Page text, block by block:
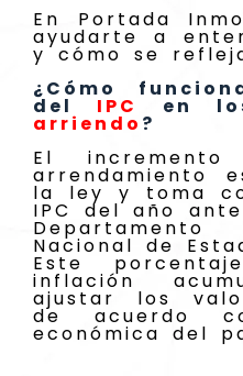
En Portada
ayudarte a
y cómo se
¿Cómo
del IPC en
arriendo ?
El
arrendamiento
la ley y toma
IPC del año
Nacional de
Este
inflación
ajustar los
de acuerdo
económica del